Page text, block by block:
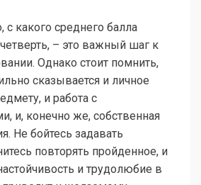
с какого среднего балла
четверть, – это важный шаг к
Однако стоит помнить,
сказывается и личное
и работа с
и, конечно же, собственная
Не бойтесь задавать
повторять пройденное, и
и трудолюбие в